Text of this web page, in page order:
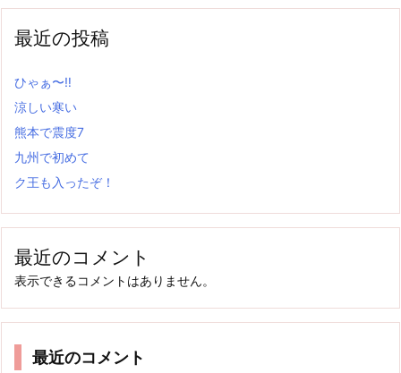
最近の投稿
ひゃぁ〜‼
涼しい寒い
熊本で震度7
九州で初めて
ク王も入ったぞ！
最近のコメント
表示できるコメントはありません。
最近のコメント